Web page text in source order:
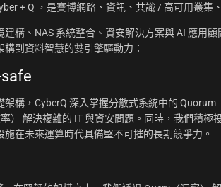
+ Q ，是賽博網路、資訊、共識 / 高可用叢集
構、NAS 系統整合、資安解決方案與 AI 應用顧
到資料智慧的雙引擎驅動力：
構，CyberQ 深入掌握分散式系統中的 Quorum
） 解決複雜的 IT 與資安問題。同時，我們積極
在未來運算時代具備堅不可摧的長期競爭力。